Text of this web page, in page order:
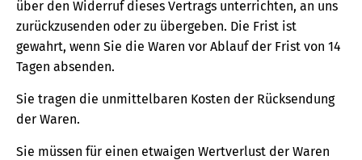
über den Widerruf dieses Vertrags unterrichten, an uns
zurückzusenden oder zu übergeben. Die Frist ist
gewahrt, wenn Sie die Waren vor Ablauf der Frist von 14
Tagen absenden.
Sie tragen die unmittelbaren Kosten der Rücksendung
der Waren.
Sie müssen für einen etwaigen Wertverlust der Waren